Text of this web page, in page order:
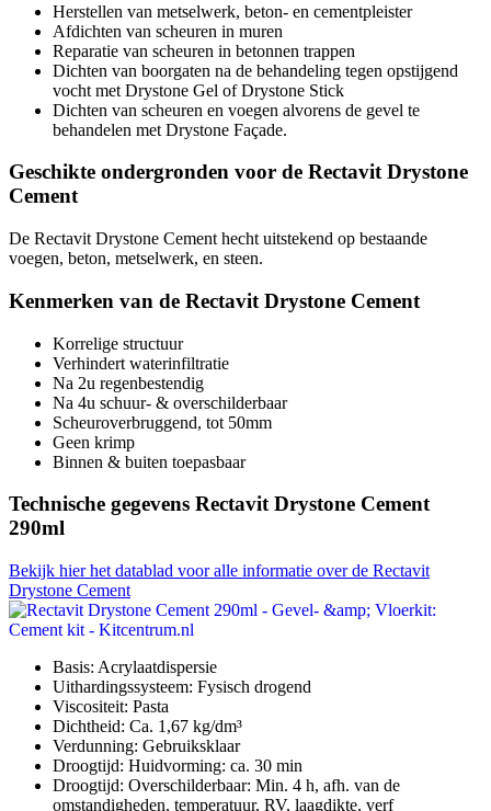
Herstellen van metselwerk, beton- en cementpleister
Afdichten van scheuren in muren
Reparatie van scheuren in betonnen trappen
Dichten van boorgaten na de behandeling tegen opstijgend
vocht met Drystone Gel of Drystone Stick
Dichten van scheuren en voegen alvorens de gevel te
behandelen met Drystone Façade.
Geschikte ondergronden voor de Rectavit Drystone
Cement
De Rectavit Drystone Cement hecht uitstekend op bestaande
voegen, beton, metselwerk, en steen.
Kenmerken van de Rectavit Drystone Cement
Korrelige structuur
Verhindert waterinfiltratie
Na 2u regenbestendig
Na 4u schuur- & overschilderbaar
Scheuroverbruggend, tot 50mm
Geen krimp
Binnen & buiten toepasbaar
Technische gegevens Rectavit Drystone Cement
290ml
Bekijk hier het datablad voor alle informatie over de Rectavit
Drystone Cement
Basis: Acrylaatdispersie
Uithardingssysteem: Fysisch drogend
Viscositeit: Pasta
Dichtheid: Ca. 1,67 kg/dm³
Verdunning: Gebruiksklaar
Droogtijd: Huidvorming: ca. 30 min
Droogtijd: Overschilderbaar: Min. 4 h, afh. van de
omstandigheden, temperatuur, RV, laagdikte, verf